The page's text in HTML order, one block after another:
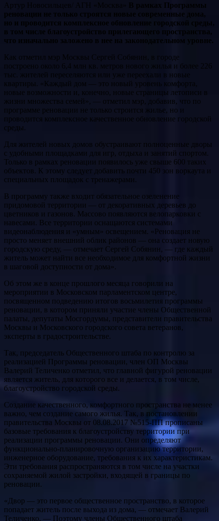
Артур Новосильцев/ АГН «Москва» В рамках Программы
реновации не только строятся новые современные дома,
но и проводится комплексное обновление городской среды,
в том числе благоустройство прилегающего пространства,
что изначально заложено в нее на законодательном уровне.
Как отметил мэр Москвы Сергей Собянин, в городе
построено около 6,4 млн кв. метров нового жилья и более 226
тыс. жителей переселяются или уже переехали в новые
квартиры. «Каждый дом — это новый уровень комфорта,
новые возможности и, конечно, новые страницы летописи в
жизни множества семей», — отметил мэр, добавив, что по
программе реновации не только строится жилье, но и
проводится комплексное качественное обновление городской
среды.
Для жителей новых домов обустраивают полноценные дворы
с удобными площадками для игр, отдыха и занятий спортом.
Только в рамках реновации появилось уже свыше 600 таких
объектов. К этому следует добавить почти 450 зон воркаута и
специальных площадок с тренажерами.
В программу также входит обязательное озеленение
придомовой территории — от декоративных деревьев до
цветников и газонов. Массово появляются велопарковки с
навесами. Все территории оснащаются системами
видеонаблюдения и «умным» освещением. «Реновация не
просто меняет внешний облик районов — она создает новую
городскую среду, — отмечает Сергей Собянин, — где каждый
житель может найти все необходимое для комфортной жизни
в шаговой доступности от дома».
Об этом же в конце прошлого месяца говорили на
мероприятии в Московском парламентском центре,
посвященном подведению итогов восьмилетия программы
реновации, в котором приняли участие члены Общественной
палаты, депутаты Мосгордумы, представители правительства
Москвы и Московского городского совета ветеранов,
эксперты в градостроительстве.
Так, председатель Общественного штаба по контролю за
реализацией Программы реновации, член ОП Москвы
Валерий Теличенко отметил, что главной фигурой реновации
является житель, для которого все и делается, в том числе,
благоустройство городской среды.
Создание качественного, комфортного пространства не менее
важно, чем создание самого жилья. Так, в постановлении
правительства Москвы от 08.08.2017 №515-ПП прописаны
базовые требования к благоустройству территории при
реализации программы реновации. Они определяют
функционально-планировочную организацию территории,
инженерное оборудование, требования к их характеристикам.
Эти требования распространяются в том числе на участки
сохраняемой жилой застройки, входящей в границы по
реновации.
«Двор — это первое общественное пространство, в которое
попадает житель после выхода из дома, — отмечает Валерий
Теличенко. — Поэтому члены Общественного штаба